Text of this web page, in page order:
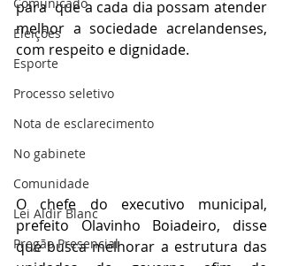
Eleições
Esporte
Processo seletivo
Nota de esclarecimento
No gabinete
Comunidade
Lei Aldir Blanc
Pregão Presencial
para  que a cada dia possam atender
melhor a sociedade acrelandenses,
com respeito e dignidade.
O chefe do executivo municipal,
prefeito Olavinho Boiadeiro, disse
que busca melhorar a estrutura das